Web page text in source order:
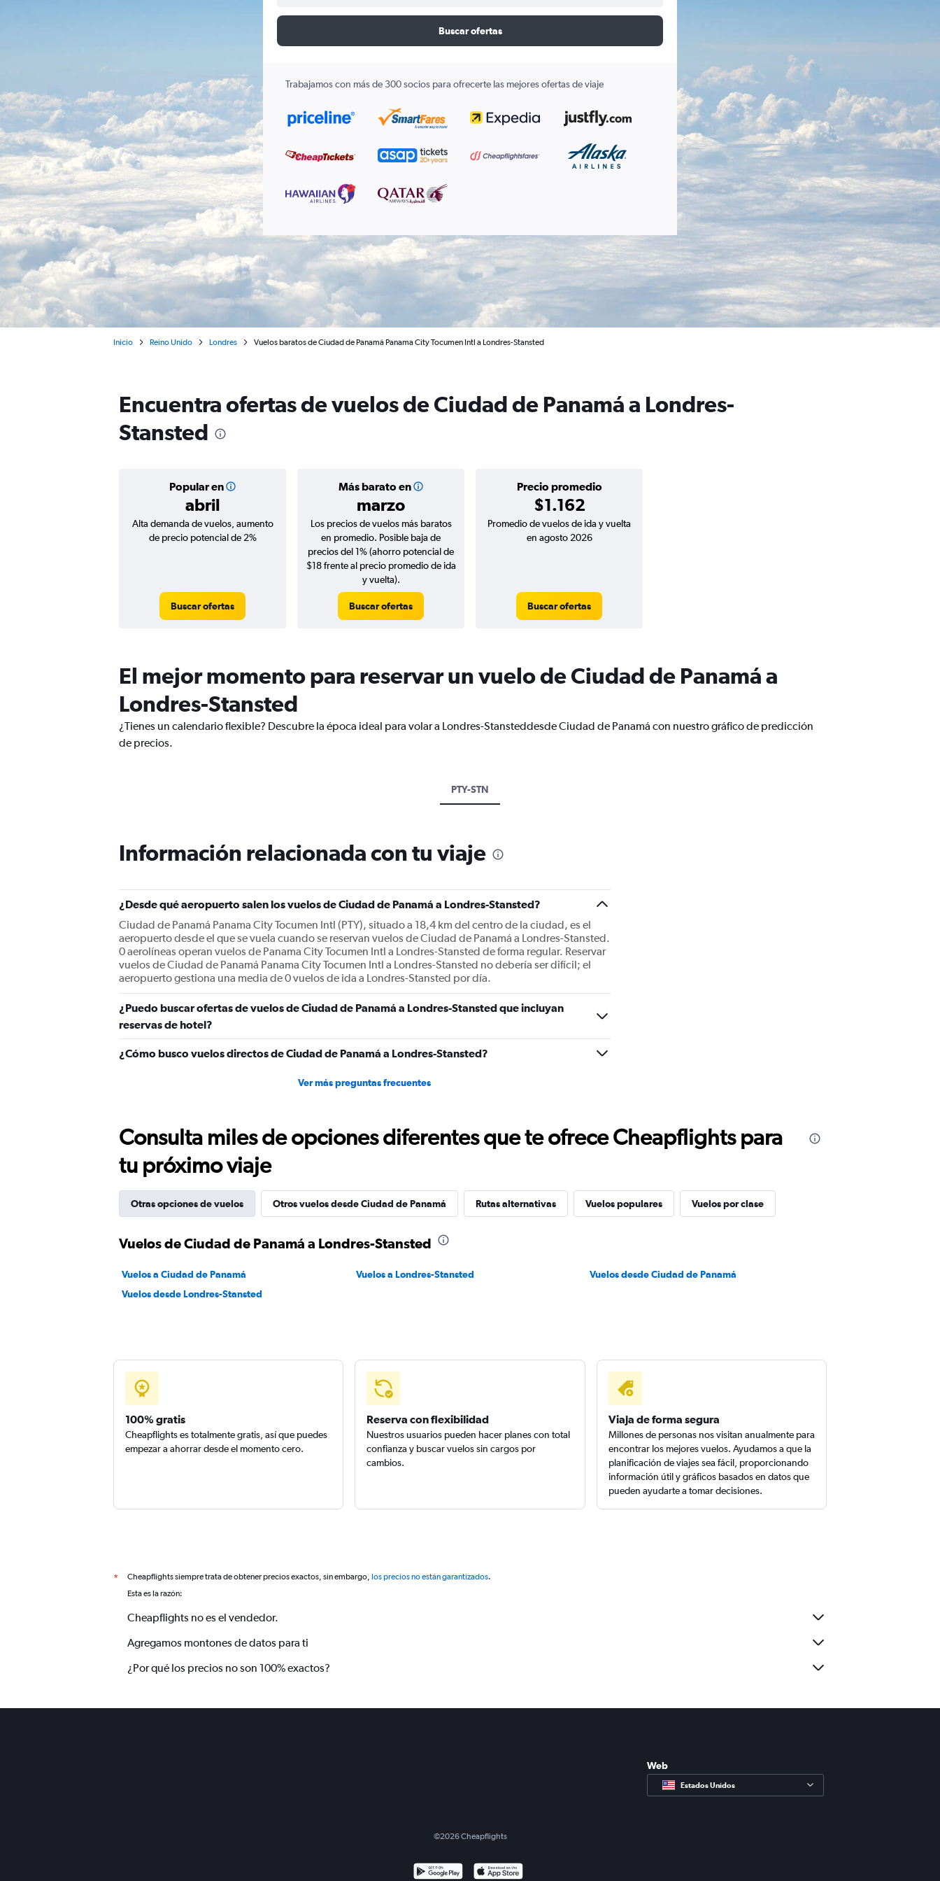
Buscar ofertas
Trabajamos con más de 300 socios para ofrecerte las mejores ofertas de viaje
Inicio Reino Unido Londres Vuelos baratos de Ciudad de Panamá Panama City Tocumen Intl a Londres-Stansted
Encuentra ofertas de vuelos de Ciudad de Panamá a Londres-
Stansted
Popular en
abril
Más barato en
marzo
Precio promedio
$1.162
Alta demanda de vuelos, aumento
de precio potencial de 2%
Buscar ofertas
Los precios de vuelos más baratos
en promedio. Posible baja de
precios del 1% (ahorro potencial de
$18 frente al precio promedio de ida
y vuelta).
Buscar ofertas
Promedio de vuelos de ida y vuelta
en agosto 2026
Buscar ofertas
El mejor momento para reservar un vuelo de Ciudad de Panamá a
Londres-Stansted
¿Tienes un calendario flexible? Descubre la época ideal para volar a Londres-Stansteddesde Ciudad de Panamá con nuestro gráfico de predicción
de precios.
PTY-STN
Información relacionada con tu viaje
¿Desde qué aeropuerto salen los vuelos de Ciudad de Panamá a Londres-Stansted?
Ciudad de Panamá Panama City Tocumen Intl (PTY), situado a 18,4 km del centro de la ciudad, es el
aeropuerto desde el que se vuela cuando se reservan vuelos de Ciudad de Panamá a Londres-Stansted.
0 aerolíneas operan vuelos de Panama City Tocumen Intl a Londres-Stansted de forma regular. Reservar
vuelos de Ciudad de Panamá Panama City Tocumen Intl a Londres-Stansted no debería ser difícil; el
aeropuerto gestiona una media de 0 vuelos de ida a Londres-Stansted por día.
¿Puedo buscar ofertas de vuelos de Ciudad de Panamá a Londres-Stansted que incluyan
reservas de hotel?
¿Cómo busco vuelos directos de Ciudad de Panamá a Londres-Stansted?
Ver más preguntas frecuentes
Consulta miles de opciones diferentes que te ofrece Cheapflights para
tu próximo viaje
Otras opciones de vuelos Otros vuelos desde Ciudad de Panamá Rutas alternativas Vuelos populares Vuelos por clase
Vuelos de Ciudad de Panamá a Londres-Stansted
Vuelos a Ciudad de Panamá Vuelos a Londres-Stansted
Vuelos desde Ciudad de Panamá
Vuelos desde Londres-Stansted
100% gratis
Cheapflights es totalmente gratis, así que puedes
empezar a ahorrar desde el momento cero.
Reserva con flexibilidad
Nuestros usuarios pueden hacer planes con total
confianza y buscar vuelos sin cargos por
cambios.
Viaja de forma segura
Millones de personas nos visitan anualmente para
encontrar los mejores vuelos. Ayudamos a que la
planificación de viajes sea fácil, proporcionando
información útil y gráficos basados en datos que
pueden ayudarte a tomar decisiones.
* Cheapflights siempre trata de obtener precios exactos, sin embargo, los precios no están garantizados.
Esta es la razón:
Cheapflights no es el vendedor.
Agregamos montones de datos para ti
¿Por qué los precios no son 100% exactos?
Web
Estados Unidos
©2026Cheapflights